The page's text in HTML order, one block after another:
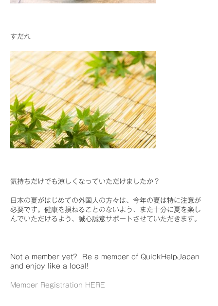
すだれ
気持ちだけでも涼しくなっていただけましたか？
日本の夏がはじめての外国人の方々は、今年の夏は特に注意が
必要です。健康を損ねることのないよう、また十分に夏を楽し
んでいただけるよう、誠心誠意サポートさせていただきます。
Not a member yet? Be a member of QuickHelpJapan
and enjoy like a local!
Member Registration HERE